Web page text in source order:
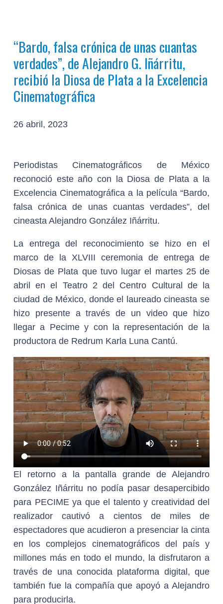
“Bardo, falsa crónica de unas cuantas
verdades”, de Alejandro G. Iñárritu,
recibió la Diosa de Plata a la Excelencia
Cinematográfica
26 abril, 2023
Periodistas Cinematográficos de México
reconoció este año con la Diosa de Plata a la
Excelencia Cinematográfica a la película “Bardo,
falsa crónica de unas cuantas verdades”, del
cineasta Alejandro González Iñárritu.
La entrega del reconocimiento se hizo en el
marco de la XLVIII ceremonia de entrega de
Diosas de Plata que tuvo lugar el martes 25 de
abril en el Teatro 2 del Centro Cultural de la
ciudad de México, donde el laureado cineasta se
hizo presente a través de un video que hizo
llegar a Pecime y con la representación de la
productora de Redrum Karla Luna Cantú.
El retorno a la pantalla grande de Alejandro
González Iñárritu no podía pasar desapercibido
para PECIME ya que el talento y creatividad del
realizador cautivó a cientos de miles de
espectadores que acudieron a presenciar la cinta
en los complejos cinematográficos del país y
millones más en todo el mundo, la disfrutaron a
través de una conocida plataforma digital, que
también fue la compañía que apoyó a Alejandro
para producirla.